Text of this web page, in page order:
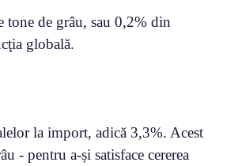
de grâu, sau 0,2% din
globală.
la import, adică 3,3%. Acest
- pentru a-și satisface cererea